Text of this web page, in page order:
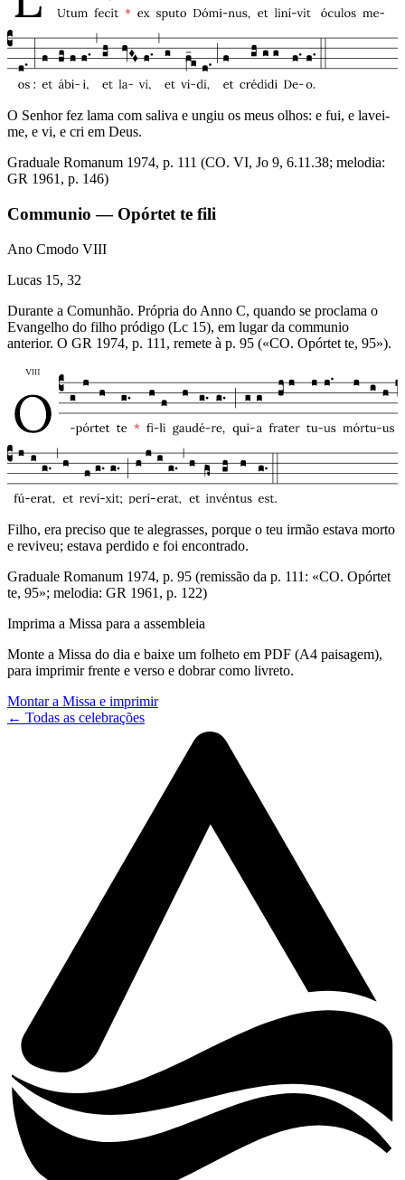
O Senhor fez lama com saliva e ungiu os meus olhos: e fui, e lavei-
me, e vi, e cri em Deus.
Graduale Romanum 1974, p. 111 (CO. VI, Jo 9, 6.11.38; melodia:
GR 1961, p. 146)
Communio — Opórtet te fili
Ano Cmodo VIII
Lucas 15, 32
Durante a Comunhão. Própria do Anno C, quando se proclama o
Evangelho do filho pródigo (Lc 15), em lugar da communio
anterior. O GR 1974, p. 111, remete à p. 95 («CO. Opórtet te, 95»).
Filho, era preciso que te alegrasses, porque o teu irmão estava morto
e reviveu; estava perdido e foi encontrado.
Graduale Romanum 1974, p. 95 (remissão da p. 111: «CO. Opórtet
te, 95»; melodia: GR 1961, p. 122)
Imprima a Missa para a assembleia
Monte a Missa do dia e baixe um folheto em PDF (A4 paisagem),
para imprimir frente e verso e dobrar como livreto.
Montar a Missa e imprimir
← Todas as celebrações